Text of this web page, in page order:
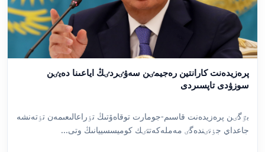
پرەزيدەنت كارانتين رەجيمٸن سەۋٸردٸڭ اياعىنا دەيٸن
سوزۋدى تاپسىردى
بٷگٸن پرەزيدەنت قاسىم-جومارت توقاەۆتىڭ تٶراعالىعىمەن تٶتەنشە
جاعداي جٶنٸندەگٸ مەملەكەتتٸك كوميسسييانىڭ وتى...